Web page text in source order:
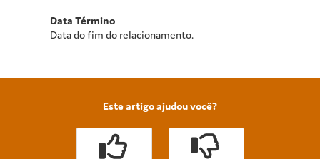
Data Término
Data do fim do relacionamento.
Este artigo ajudou você?